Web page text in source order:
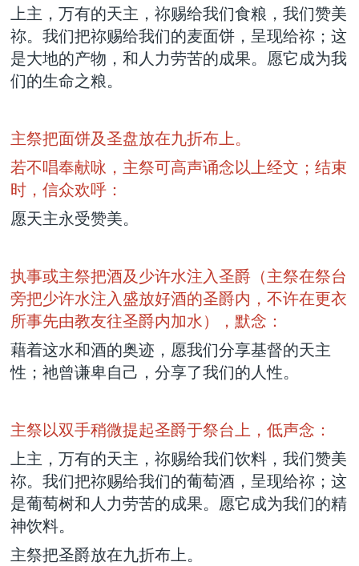
上主，万有的天主，祢赐给我们食粮，我们赞美
祢。我们把祢赐给我们的麦面饼，呈现给祢；这
是大地的产物，和人力劳苦的成果。愿它成为我
们的生命之粮。
主祭把面饼及圣盘放在九折布上。
若不唱奉献咏，主祭可高声诵念以上经文；结束
时，信众欢呼：
愿天主永受赞美。
执事或主祭把酒及少许水注入圣爵（主祭在祭台
旁把少许水注入盛放好酒的圣爵内，不许在更衣
所事先由教友往圣爵内加水），默念：
藉着这水和酒的奥迹，愿我们分享基督的天主
性；祂曾谦卑自己，分享了我们的人性。
主祭以双手稍微提起圣爵于祭台上，低声念：
上主，万有的天主，祢赐给我们饮料，我们赞美
祢。我们把祢赐给我们的葡萄酒，呈现给祢；这
是葡萄树和人力劳苦的成果。愿它成为我们的精
神饮料。
主祭把圣爵放在九折布上。